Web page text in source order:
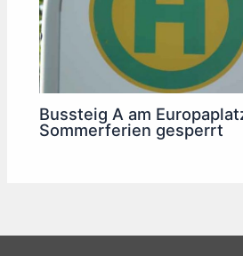
Bussteig A am
Sommerferien gesperrt